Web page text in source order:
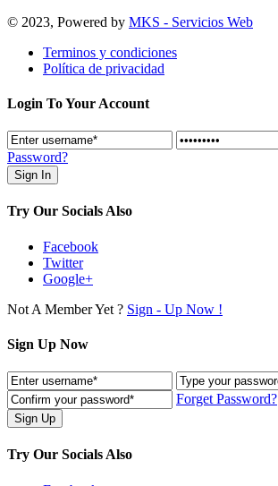
© 2023, Powered by MKS - Servicios Web
Terminos y condiciones
Política de privacidad
Login To Your Account
Password?
Try Our Socials Also
Facebook
Twitter
Google+
Not A Member Yet ? Sign - Up Now !
Sign Up Now
Forget Password?
Try Our Socials Also